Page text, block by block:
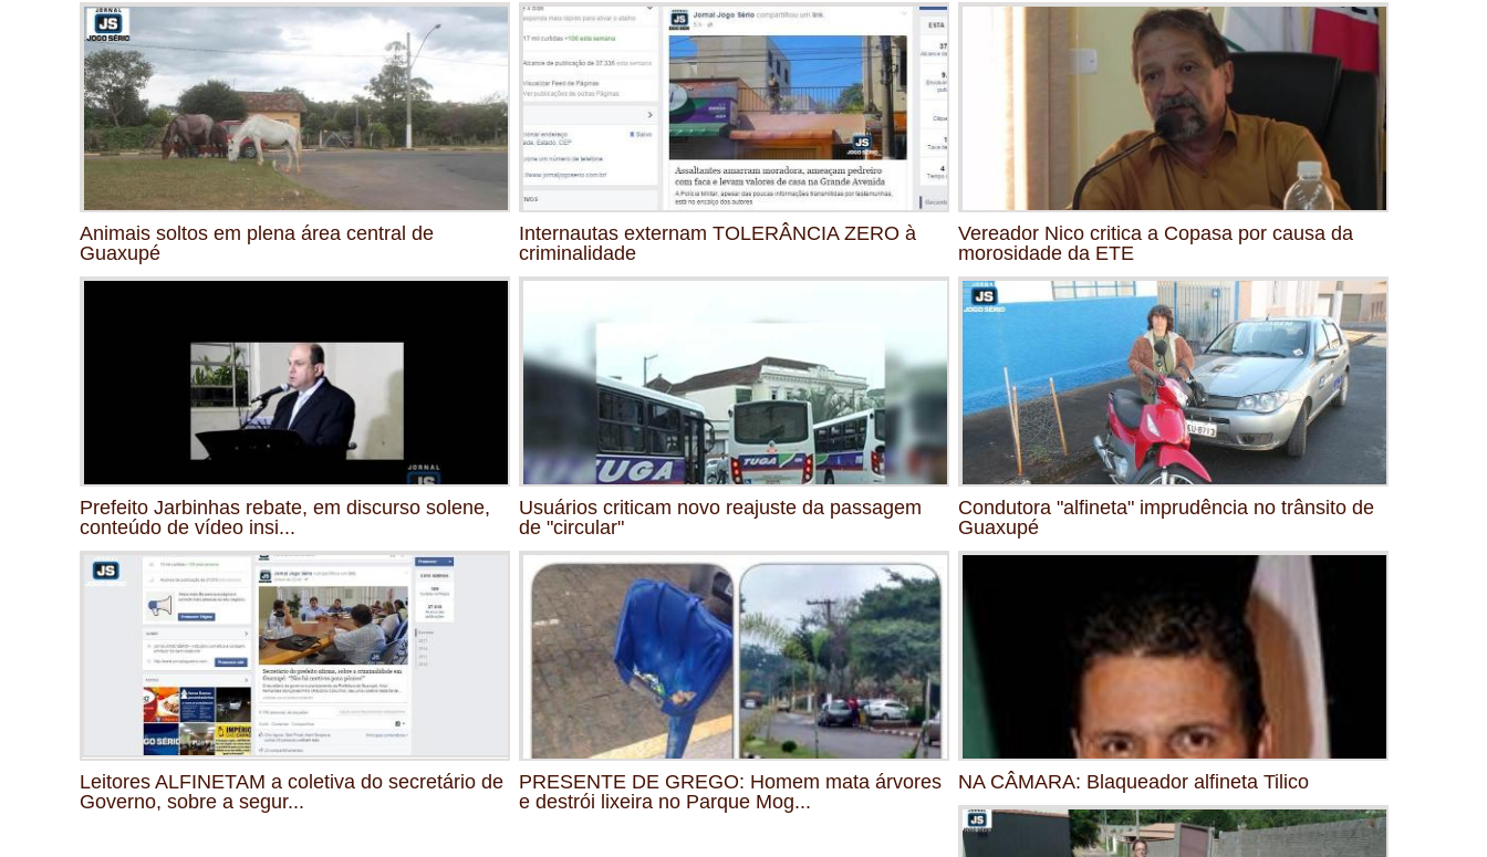
Animais soltos em plena área central de
Guaxupé
Internautas externam TOLERÂNCIA ZERO à
criminalidade
Vereador Nico critica a Copasa por causa da
morosidade da ETE
Prefeito Jarbinhas rebate, em discurso solene,
conteúdo de vídeo insi...
Usuários criticam novo reajuste da passagem
de "circular"
Condutora "alfineta" imprudência no trânsito de
Guaxupé
Leitores ALFINETAM a coletiva do secretário de
Governo, sobre a segur...
PRESENTE DE GREGO: Homem mata árvores
e destrói lixeira no Parque Mog...
NA CÂMARA: Blaqueador alfineta Tilico